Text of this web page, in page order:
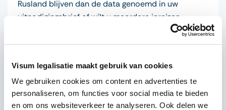
Visum legalisatie maakt gebruik van cookies
We gebruiken cookies om content en advertenties te
personaliseren, om functies voor social media te bieden
en om ons websiteverkeer te analyseren. Ook delen we
Rusland blijven dan de data genoemd in uw
uitnodigingsbrief of wilt u meerdere inreizen
uitnodigingsbrief voor Rusland? Dan zult u deze
consulaat alsnog de reisgegevens in de
uitnodigingsbrief voor het visum Rusland zal
aanhouden.